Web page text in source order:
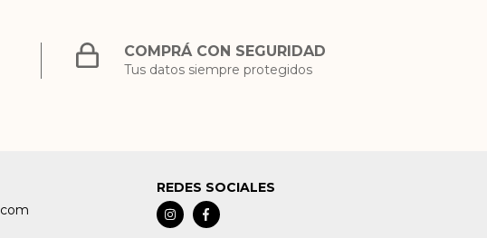
COMPRÁ CON SEGURIDAD
Tus datos siempre protegidos
REDES SOCIALES